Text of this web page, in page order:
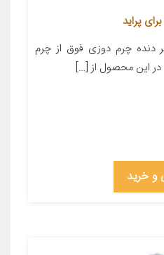
دنده چرم دوزی فوق از چرم
در این محصول از […]
و خرید